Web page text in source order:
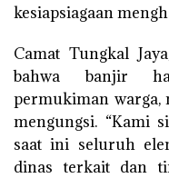
kesiapsiagaan
Camat Tungkal
bahwa banjir
permukiman warga,
mengungsi. “Kami
saat ini seluruh
dinas terkait dan